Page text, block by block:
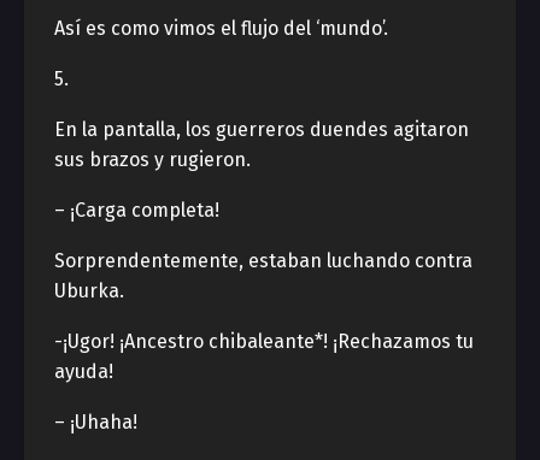
Así es como vimos el flujo del ‘mundo’.
5.
En la pantalla, los guerreros duendes agitaron
sus brazos y rugieron.
– ¡Carga completa!
Sorprendentemente, estaban luchando contra
Uburka.
-¡Ugor! ¡Ancestro chibaleante*! ¡Rechazamos tu
ayuda!
– ¡Uhaha!